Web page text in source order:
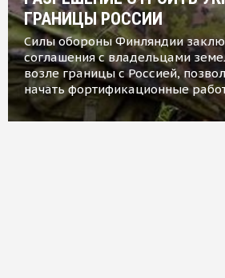
ГРАНИЦЫ РОССИИ
Силы обороны Финляндии
соглашения с владельцами
возле границы с Россией,
начать фортификационные